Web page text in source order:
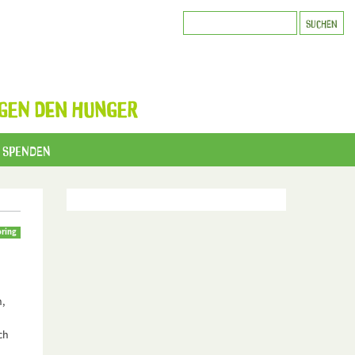
DEN HUNGER
Spenden